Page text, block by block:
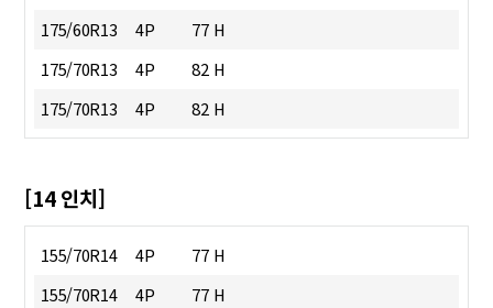
175/60R13
4P
77 H
175/70R13
4P
82 H
175/70R13
4P 82 H
[14 인치]
155/70R14 4P
77 H
155/70R14
4P
77 H